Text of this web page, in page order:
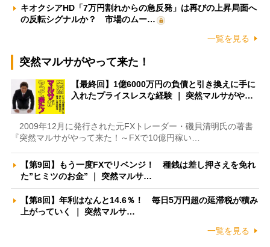
キオクシアHD「7万円割れからの急反発」は再びの上昇局面へ
の反転シグナルか？ 市場のムー…
一覧を見る
突然マルサがやって来た！
【最終回】1億6000万円の負債と引き換えに手に
入れたプライスレスな経験 ｜ 突然マルサがや…
2009年12月に発行された元FXトレーダー・磯貝清明氏の著書
『突然マルサがやって来た！～FXで10億円稼い…
【第9回】もう一度FXでリベンジ！ 種銭は差し押さえを免れ
た”ヒミツのお金” ｜ 突然マルサ…
【第8回】年利はなんと14.6％！ 毎日5万円超の延滞税が積み
上がっていく ｜ 突然マルサ…
一覧を見る